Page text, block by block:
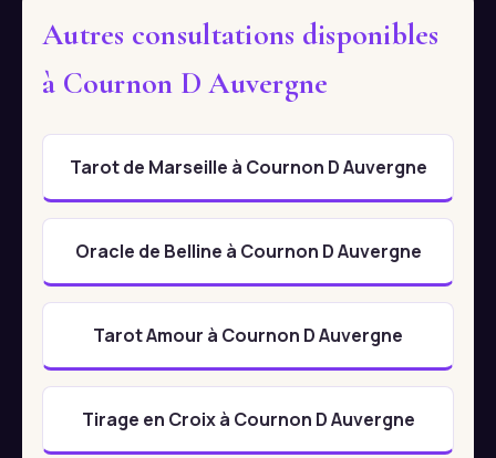
Autres consultations disponibles
à Cournon D Auvergne
Tarot de Marseille à Cournon D Auvergne
Oracle de Belline à Cournon D Auvergne
Tarot Amour à Cournon D Auvergne
Tirage en Croix à Cournon D Auvergne